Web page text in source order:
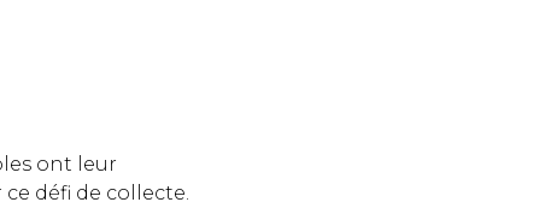
ont leur
défi de collecte.